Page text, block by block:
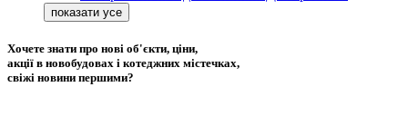
Хочете знати про нові об'єкти, ціни,
акції в новобудовах і котеджних містечках,
свіжі новини першими?